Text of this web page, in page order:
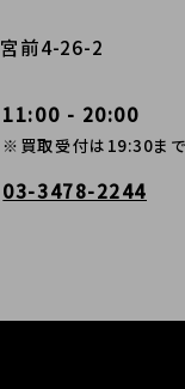
前4-26-2
11:00 - 20:00
※買取受付は19:30まで
03-3478-2244